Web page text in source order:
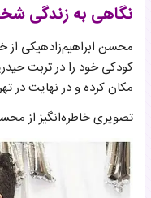
نگاهی به زندگی
محسن ابراهیم‌زادهیکی
کودکی خود را در تربت
مکان کرده و در نهایت در
تصویری خاطره‌انگیز از